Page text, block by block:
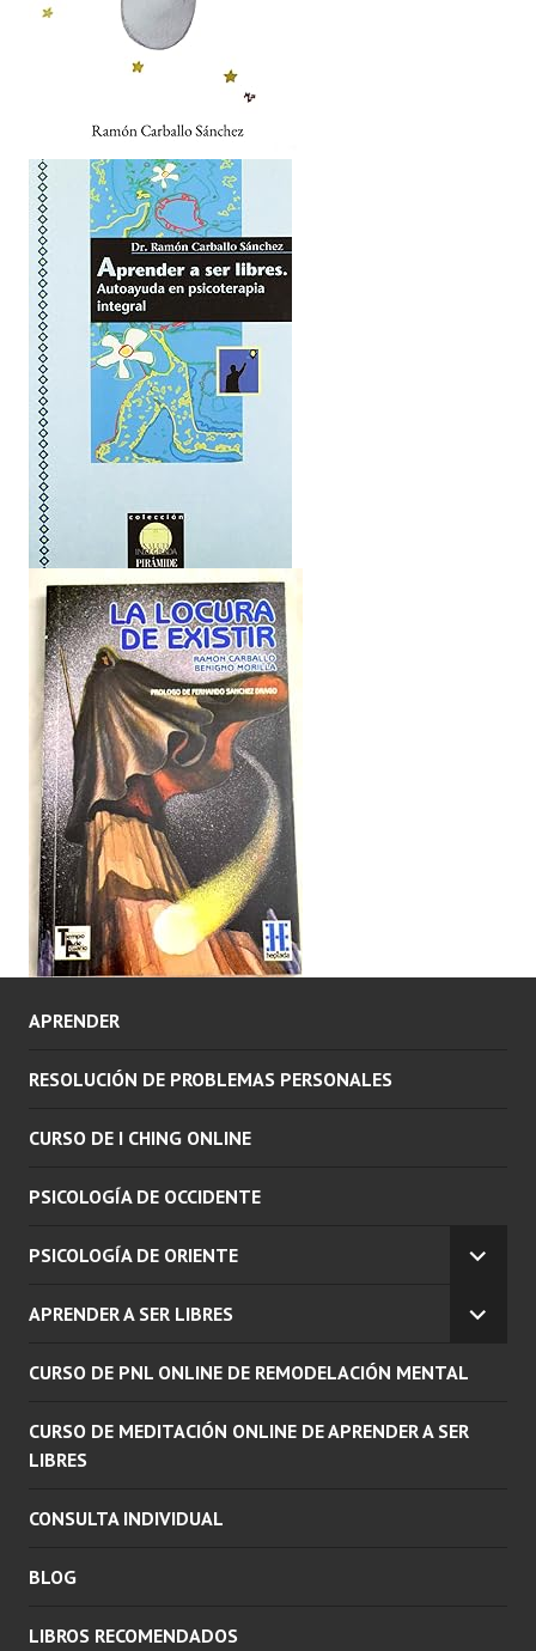
APRENDER
RESOLUCIÓN DE PROBLEMAS PERSONALES
CURSO DE I CHING ONLINE
PSICOLOGÍA DE OCCIDENTE
PSICOLOGÍA DE ORIENTE
MENÚ
APRENDER A SER LIBRES
CURSO DE PNL ONLINE DE REMODELACIÓN MENTAL
CURSO DE MEDITACIÓN ONLINE DE APRENDER A SER
LIBRES
CONSULTA INDIVIDUAL
BLOG
LIBROS RECOMENDADOS